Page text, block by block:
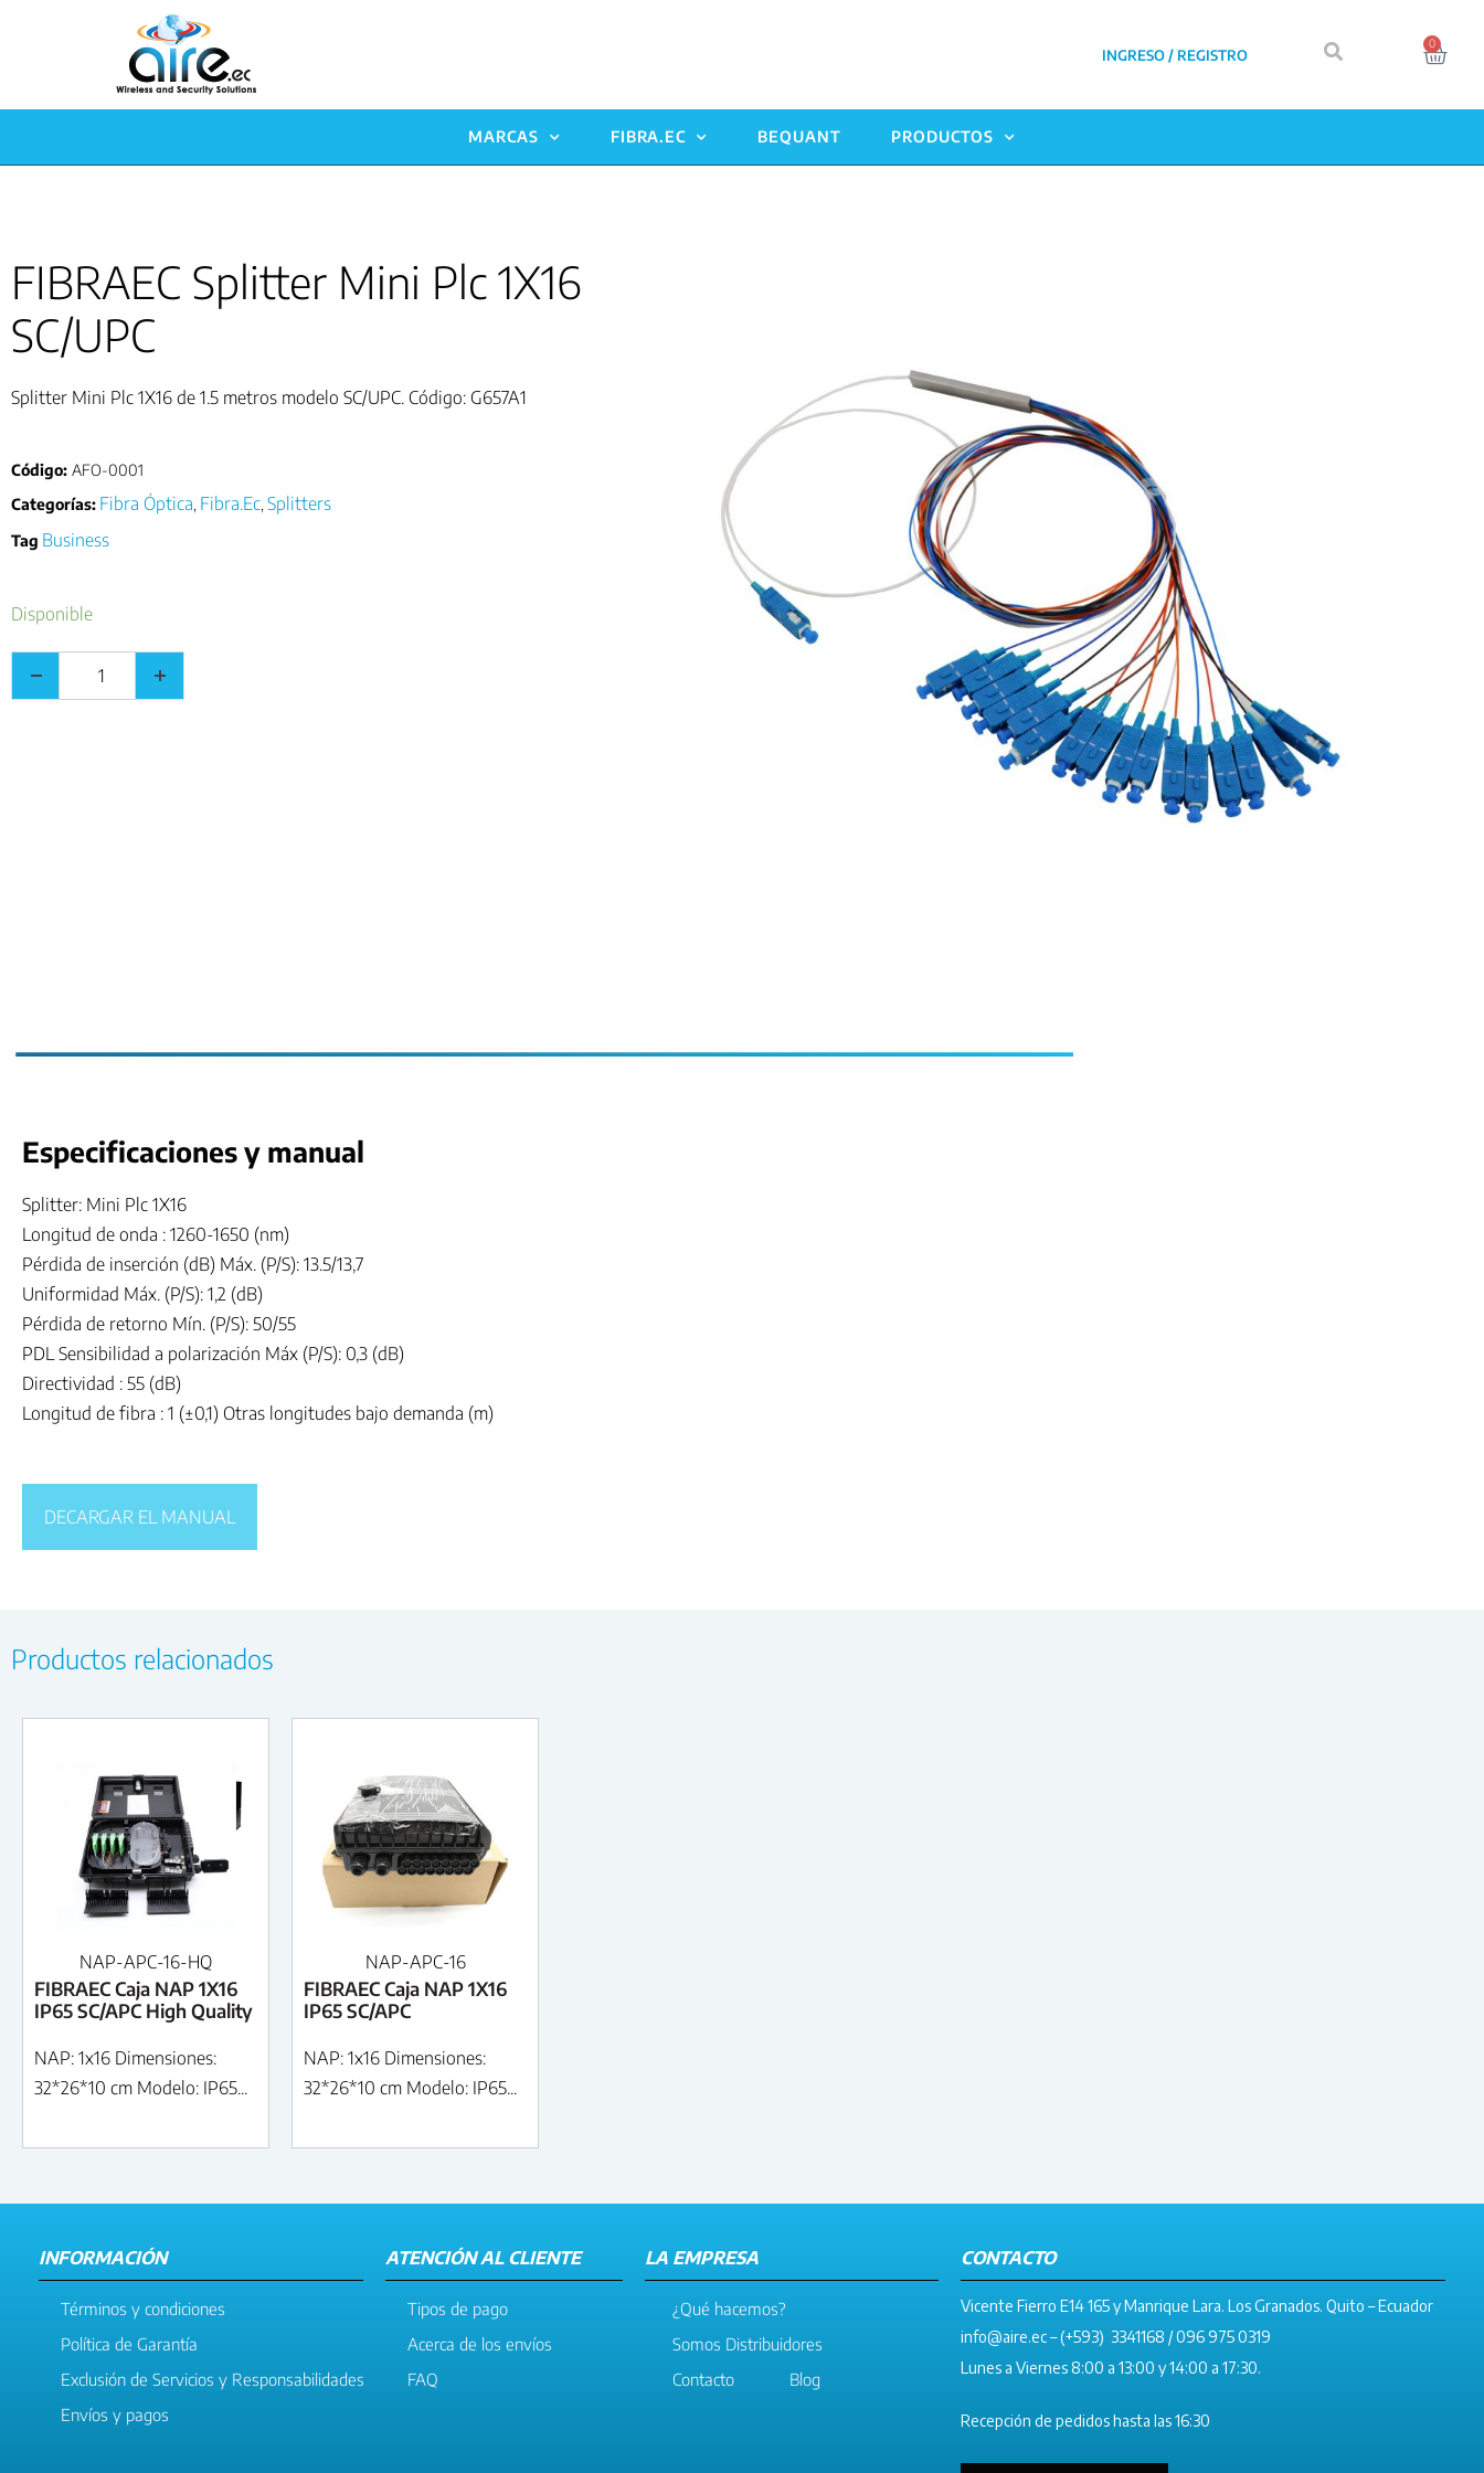
INGRESO / REGISTRO
0
MARCAS FIBRA.EC BEQUANT PRODUCTOS
FIBRAEC Splitter Mini Plc 1X16
SC/UPC
Splitter Mini Plc 1X16 de 1.5 metros modelo SC/UPC. Código: G657A1
Código: AFO-0001
Categorías: Fibra Óptica Fibra.Ec Splitters
Tag Business
Disponible
Especificaciones y manual
Splitter: Mini Plc 1X16
Longitud de onda : 1260-1650 (nm)
Pérdida de inserción (dB) Máx. (P/S): 13.5/13,7
Uniformidad Máx. (P/S): 1,2 (dB)
Pérdida de retorno Mín. (P/S): 50/55
PDL Sensibilidad a polarización Máx (P/S): 0,3 (dB)
Directividad : 55 (dB)
Longitud de fibra : 1 (±0,1) Otras longitudes bajo demanda (m)
DECARGAR EL MANUAL
Productos relacionados
NAP-APC-16-HQ
FIBRAEC Caja NAP 1X16
IP65 SC/APC High Quality
NAP: 1x16 Dimensiones:
32*26*10 cm Modelo: IP65...
NAP-APC-16
FIBRAEC Caja NAP 1X16
IP65 SC/APC
NAP: 1x16 Dimensiones:
32*26*10 cm Modelo: IP65...
INFORMACIÓN
Términos y condiciones
Política de Garantía
Exclusión de Servicios y Responsabilidades
Envíos y pagos
ATENCIÓN AL CLIENTE
Tipos de pago
Acerca de los envíos
FAQ
LA EMPRESA
¿Qué hacemos?
Somos Distribuidores
Contacto
Blog
CONTACTO
Vicente Fierro E14 165 y Manrique Lara. Los Granados. Quito – Ecuador
info@aire.ec– (+593) 3341168 / 096 975 0319
Lunes a Viernes 8:00 a 13:00 y 14:00 a 17:30.
Recepción de pedidos hasta las 16:30